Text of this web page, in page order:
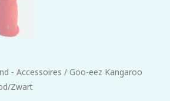
- Accessoires / Goo-eez Kangaroo
Zwart